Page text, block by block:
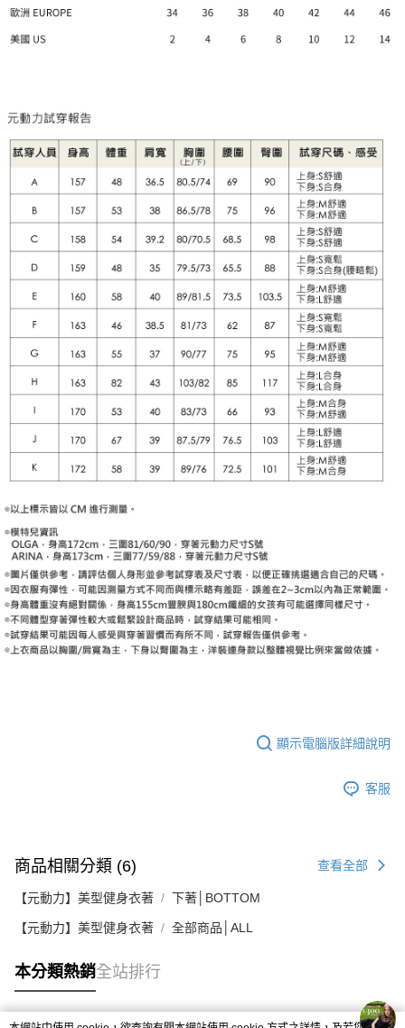
顯示電腦版詳細說明
客服
商品相關分類 (6) 查看全部
【元動力】美型健身衣著 下著│BOTTOM
【元動力】美型健身衣著 全部商品│ALL
本分類熱銷全站排行